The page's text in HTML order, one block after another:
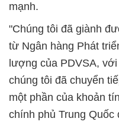
mạnh.
"Chúng tôi đã giành
từ Ngân hàng Phát
lượng của PDVSA,
chúng tôi đã chuyển
một phần của khoản
chính phủ Trung Quốc